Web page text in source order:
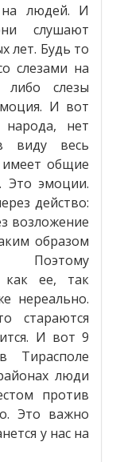
людей. И
слушают
лет. Будь то
слезами на
либо слезы
И вот
нет
виду весь
имеет общие
Это эмоции.
действо:
возложение
образом
Поэтому
как ее, так
нереально.
стараются
И вот 9
Тирасполе
люди
против
Это важно
у нас на